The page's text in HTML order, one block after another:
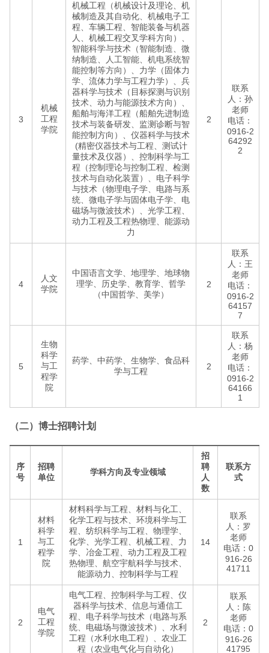
3
机械
工程
学院
机械工程（机械设计及理论、机
械制造及其自动化、机械电子工
程、车辆工程、智能装备与机器
人、机械工程交叉学科方向）、
智能科学与技术（智能制造、微
纳制造、人工智能、机电系统智
能控制等方向）、力学（固体力
学、流体力学与工程力学）、兵
器科学与技术（目标探测与识别
技术、动力与能源技术方向）、
船舶与海洋工程（船舶先进制造
技术与装备研发、监测诊断与智
能控制方向）、仪器科学与技术
(精密仪器技术与工程、测试计
量技术及仪器）、控制科学与工
程（控制理论与控制工程、检测
技术与自动化装置）、电子科学
与技术（物理电子学、电路与系
统、微电子学与固体电子学、电
磁场与微波技术）、光学工程、
动力工程及工程热物理、能源动
力
2
联系
人：孙
老师
电话：
0916-2
64292
2
4
人文
学院
中国语言文学、地理学、地球物
理学、历史学、教育学、哲学
（中国哲学、美学）
2
联系
人：王
老师
电话：
0916-2
64157
7
5
生物
科学
与工
程学
院
药学、中药学、生物学、食品科
学与工程
2
联系
人：杨
老师
电话：
0916-2
64166
1
（二）博士招聘计划
序
号
招聘
单位
学科方向及专业领域
招
聘
人
数
联系方
式
1
材料
科学
与工
程学
院
材料科学与工程、材料与化工、
化学工程与技术、环境科学与工
程、纺织科学与工程、物理学、
化学、光学工程、机械工程、力
学、冶金工程、动力工程及工程
热物理、航空宇航科学与技术、
能源动力、控制科学与工程
14
联系
人：罗
老师
电话：0
916-26
41711
2
电气
工程
学院
电气工程、控制科学与工程、仪
器科学与技术、信息与通信工
程、电子科学与技术（电路与系
统、电磁场与微波技术）、水利
工程（水利水电工程）、农业工
程（农业电气化与自动化）
2
联系
人：陈
老师
电话：0
916-26
41795